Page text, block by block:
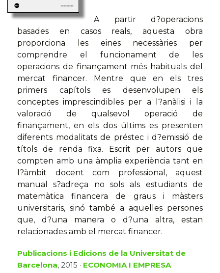
A partir d?operacions
basades en casos reals, aquesta obra
proporciona les eines necessàries per
comprendre el fun­cionament de les
operacions de finançament més habituals del
mercat financer. Mentre que en els tres
primers capítols es desenvo­lupen els
conceptes imprescindibles per a l?anàlisi i la
valoració de qualsevol operació de
finançament, en els dos últims es presenten
diferents modalitats de préstec i d?emissió de
títols de renda fixa. Escrit per autors que
compten amb una àmplia expe­riència tant en
l?àmbit docent com professional, aquest
manual s?adreça no sols als estudiants de
matemàtica fi­nancera de graus i màsters
universitaris, sinó també a aquelles persones
que, d?una manera o d?una altra, estan
relacionades amb el mercat financer.
Publicacions i Edicions de la Universitat de
Barcelona, 2015 · ECONOMIA I EMPRESA